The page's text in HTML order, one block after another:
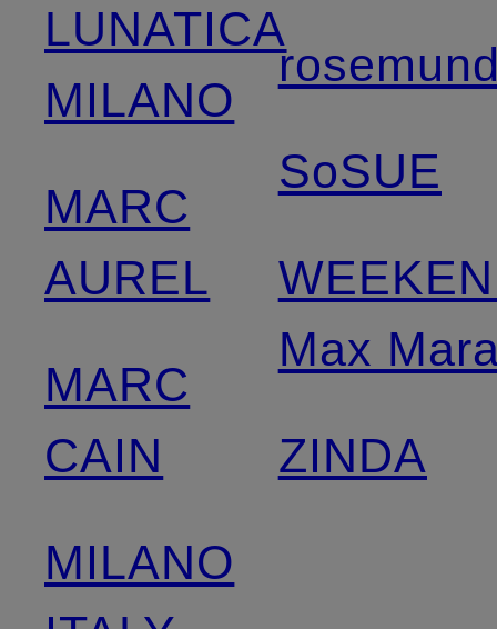
LUNATICA
MILANO
MARC
AUREL
MARC
CAIN
MILANO
SoSUE
Max
ZINDA